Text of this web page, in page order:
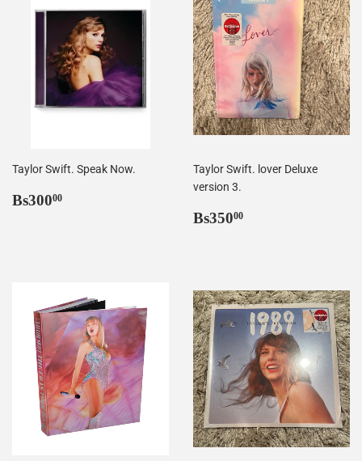
Taylor Swift. Speak Now.
Precio
Bs30000
Taylor Swift. lover Deluxe
version 3.
Precio
Bs35000